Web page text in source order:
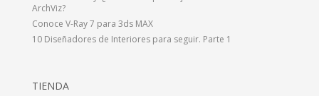
ArchViz?
Conoce V-Ray 7 para 3ds MAX
10 Diseñadores de Interiores para seguir. Parte 1
TIENDA